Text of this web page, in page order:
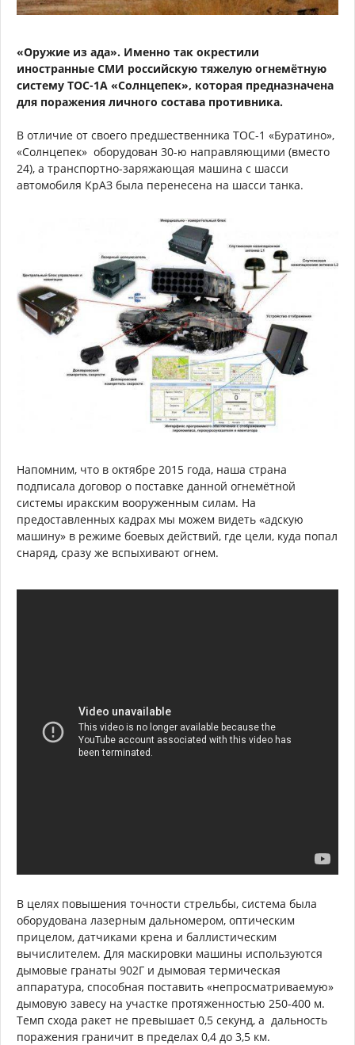
«Оружие из ада». Именно так окрестили
иностранные СМИ российскую тяжелую огнемётную
систему ТОС-1А «Солнцепек», которая предназначена
для поражения личного состава противника.
В отличие от своего предшественника ТОС-1 «Буратино»,
«Солнцепек» оборудован 30-ю направляющими (вместо
24), а транспортно-заряжающая машина с шасси
автомобиля КрАЗ была перенесена на шасси танка.
Напомним, что в октябре 2015 года, наша страна
подписала договор о поставке данной огнемётной
системы иракским вооруженным силам. На
предоставленных кадрах мы можем видеть «адскую
машину» в режиме боевых действий, где цели, куда попал
снаряд, сразу же вспыхивают огнем.
В целях повышения точности стрельбы, система была
оборудована лазерным дальномером, оптическим
прицелом, датчиками крена и баллистическим
вычислителем. Для маскировки машины используются
дымовые гранаты 902Г и дымовая термическая
аппаратура, способная поставить «непросматриваемую»
дымовую завесу на участке протяженностью 250-400 м.
Темп схода ракет не превышает 0,5 секунд, а дальность
поражения граничит в пределах 0,4 до 3,5 км.